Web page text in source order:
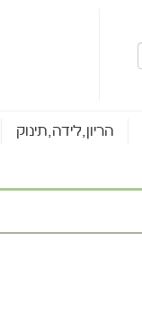
הריון,לידה,תינוק